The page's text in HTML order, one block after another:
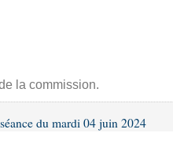
la commission.
du mardi 04 juin 2024